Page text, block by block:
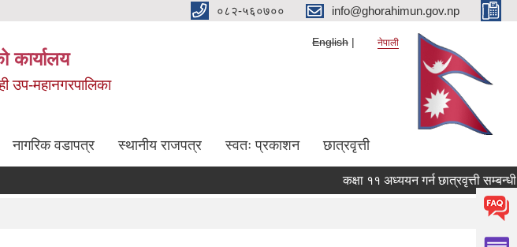
०८२-५६०७०० info@ghorahimun.gov.np
कार्यालय
उप-महानगरपालिका
English नेपाली
नागरिक वडापत्र स्थानीय राजपत्र स्वतः प्रकाशन छात्रवृत्ती
कक्षा ११ अध्ययन गर्न छात्रवृत्ती